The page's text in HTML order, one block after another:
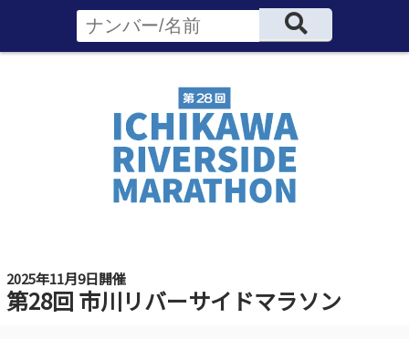
2025年11月9日開催
第28回 市川リバーサイドマラソン